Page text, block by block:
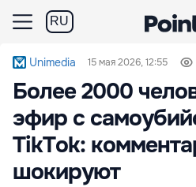
RU
Unimedia 15 мая 2026, 12:55
Более 2000
эфир с
TikTok:
шокируют